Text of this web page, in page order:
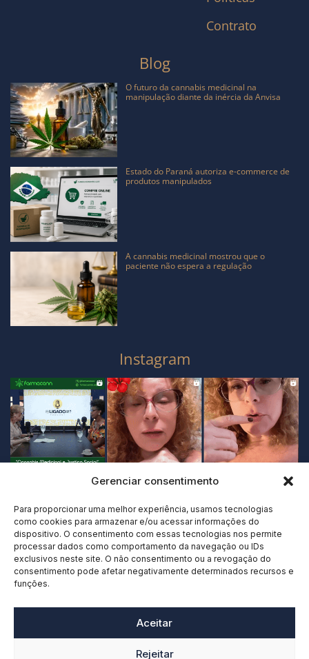
Gerenciar consentimento
Para proporcionar uma melhor experiência, usamos tecnologias
como cookies para armazenar e/ou acessar informações do
dispositivo. O consentimento com essas tecnologias nos permite
processar dados como comportamento da navegação ou IDs
exclusivos neste site. O não consentimento ou a revogação do
consentimento pode afetar negativamente determinados recursos e
funções.
Aceitar
Rejeitar
Contrato
Blog
O futuro da cannabis medicinal na
manipulação diante da inércia da Anvisa
Estado do Paraná autoriza e-commerce de
produtos manipulados
A cannabis medicinal mostrou que o
paciente não espera a regulação
Instagram